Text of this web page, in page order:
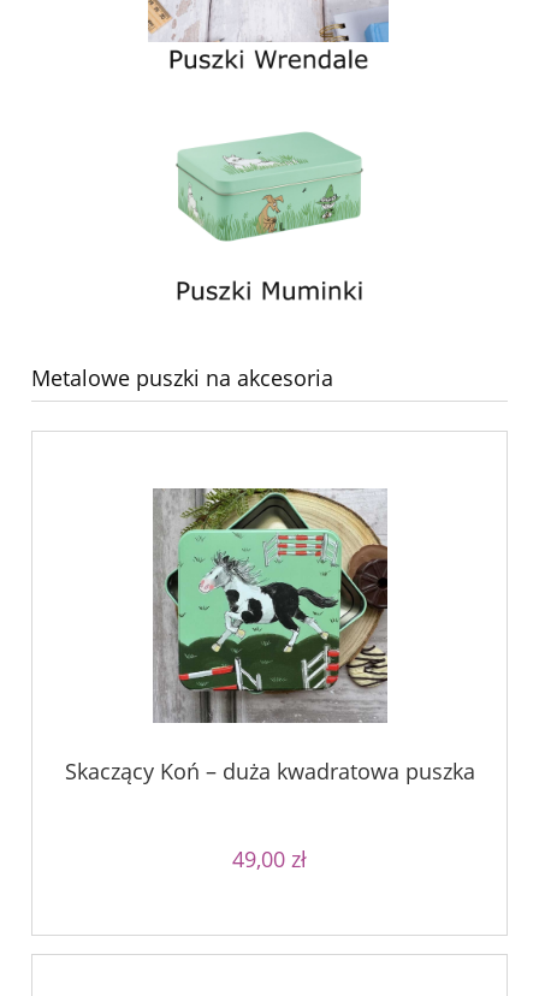
Metalowe puszki na akcesoria
Skaczący Koń – duża kwadratowa puszka
49,00 zł